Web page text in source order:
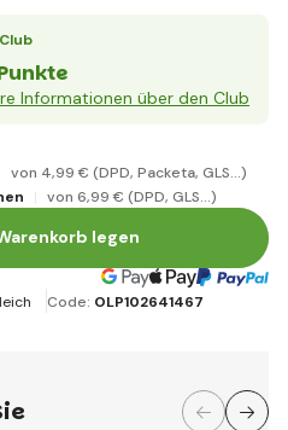
Informationen über den Club
von 4,99 € (DPD, Packeta, GLS...)
von 6,99 € (DPD, GLS...)
legen
Code: OLP102641467